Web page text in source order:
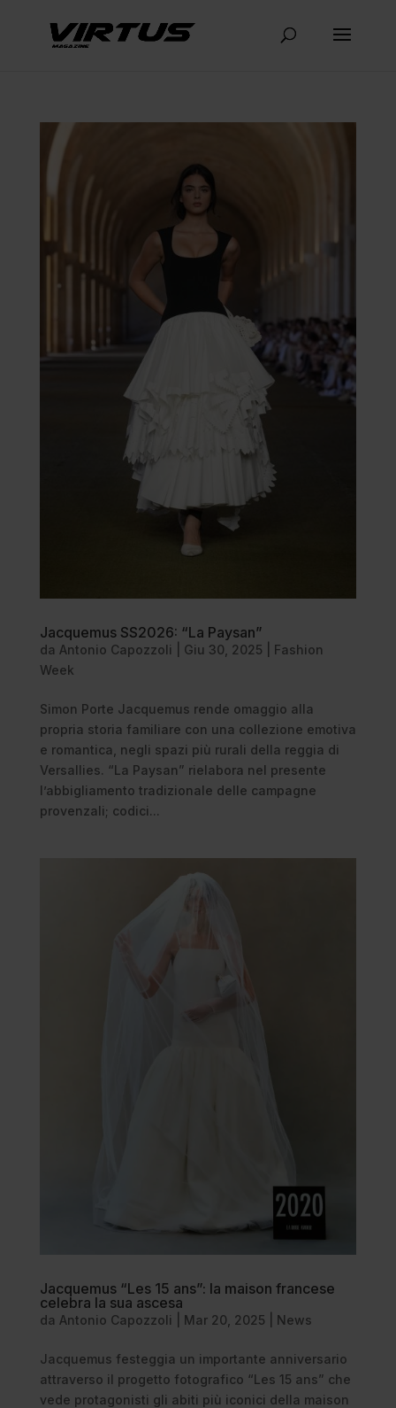
Jacquemus SS2026: “La Paysan”
da Antonio Capozzoli Giu 30, 2025
Fashion
Week
Simon Porte Jacquemus rende omaggio alla
propria storia familiare con una collezione emotiva
e romantica, negli spazi più rurali della reggia di
Versallies. “La Paysan” rielabora nel presente
l’abbigliamento tradizionale delle campagne
provenzali; codici...
Jacquemus “Les 15 ans”: la maison francese
celebra la sua ascesa
da Antonio Capozzoli Mar 20, 2025 News
Jacquemus festeggia un importante anniversario
attraverso il progetto fotografico “Les 15 ans” che
vede protagonisti gli abiti più iconici della maison